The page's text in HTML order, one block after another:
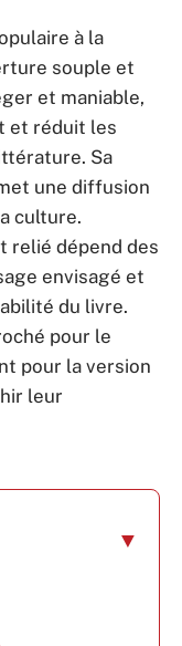
à la
souple et
et maniable,
et réduit les
Sa
une diffusion
culture.
relié dépend des
envisagé et
du livre.
pour le
pour la version
leur